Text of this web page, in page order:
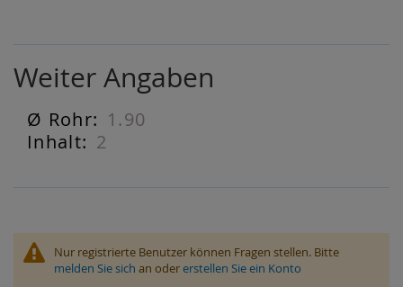
Weiter Angaben
Weiter
Angaben
1.90
2
Nur registrierte Benutzer können Fragen stellen. Bitte
melden Sie sich an odererstellen Sie ein Konto